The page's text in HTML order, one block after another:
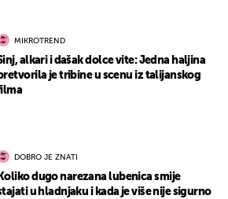
MIKROTREND
alkari i dašak dolce vite: Jedna haljina
je tribine u scenu iz talijanskog
DOBRO JE ZNATI
Koliko dugo narezana lubenica smije
u hladnjaku i kada je više nije sigurno